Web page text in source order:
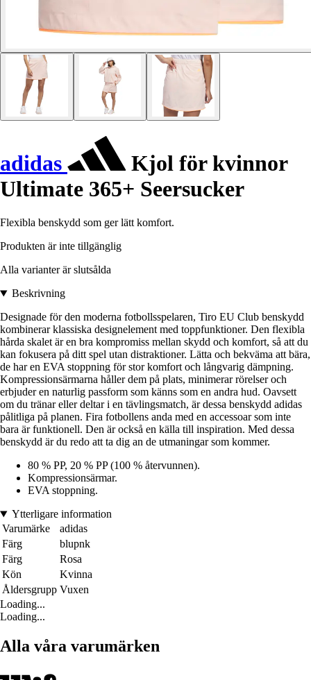
adidas
Kjol för kvinnor
Ultimate 365+ Seersucker
Flexibla benskydd som ger lätt komfort.
Produkten är inte tillgänglig
Alla varianter är slutsålda
Beskrivning
Designade för den moderna fotbollsspelaren, Tiro EU Club benskydd
kombinerar klassiska designelement med toppfunktioner. Den flexibla
hårda skalet är en bra kompromiss mellan skydd och komfort, så att du
kan fokusera på ditt spel utan distraktioner. Lätta och bekväma att bära,
de har en EVA stoppning för stor komfort och långvarig dämpning.
Kompressionsärmarna håller dem på plats, minimerar rörelser och
erbjuder en naturlig passform som känns som en andra hud. Oavsett
om du tränar eller deltar i en tävlingsmatch, är dessa benskydd adidas
pålitliga på planen. Fira fotbollens anda med en accessoar som inte
bara är funktionell. Den är också en källa till inspiration. Med dessa
benskydd är du redo att ta dig an de utmaningar som kommer.
80 % PP, 20 % PP (100 % återvunnen).
Kompressionsärmar.
EVA stoppning.
Ytterligare information
Varumärke
adidas
Färg
blupnk
Färg
Rosa
Kön
Kvinna
Åldersgrupp Vuxen
Loading...
Loading...
Alla våra varumärken